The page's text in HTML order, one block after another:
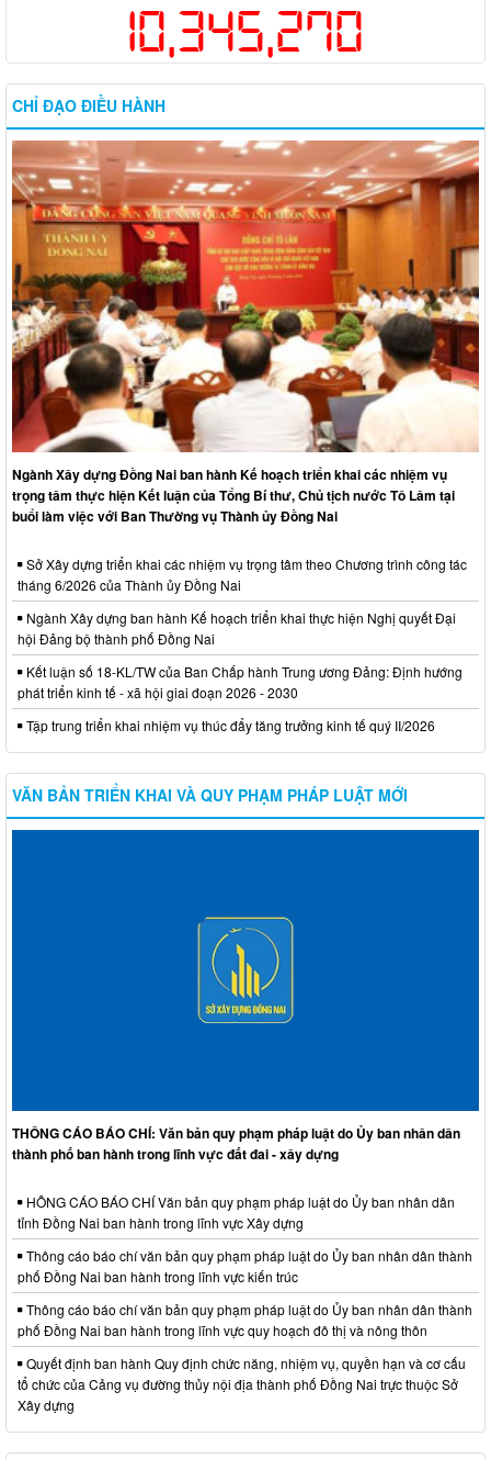
10,345,270
CHỈ ĐẠO ĐIỀU HÀNH
Ngành Xây dựng Đồng Nai ban hành Kế hoạch triển khai các nhiệm vụ
trọng tâm thực hiện Kết luận của Tổng Bí thư, Chủ tịch nước Tô Lâm tại
buổi làm việc với Ban Thường vụ Thành ủy Đồng Nai
Sở Xây dựng triển khai các nhiệm vụ trọng tâm theo Chương trình công tác
tháng 6/2026 của Thành ủy Đồng Nai
Ngành Xây dựng ban hành Kế hoạch triển khai thực hiện Nghị quyết Đại
hội Đảng bộ thành phố Đồng Nai
Kết luận số 18-KL/TW của Ban Chấp hành Trung ương Đảng: Định hướng
phát triển kinh tế - xã hội giai đoạn 2026 - 2030
Tập trung triển khai nhiệm vụ thúc đẩy tăng trưởng kinh tế quý II/2026
VĂN BẢN TRIỂN KHAI VÀ QUY PHẠM PHÁP LUẬT MỚI
THÔNG CÁO BÁO CHÍ: Văn bản quy phạm pháp luật do Ủy ban nhân dân
thành phố ban hành trong lĩnh vực đất đai - xây dựng
HÔNG CÁO BÁO CHÍ Văn bản quy phạm pháp luật do Ủy ban nhân dân
tỉnh Đồng Nai ban hành trong lĩnh vực Xây dựng
Thông cáo báo chí văn bản quy phạm pháp luật do Ủy ban nhân dân thành
phố Đồng Nai ban hành trong lĩnh vực kiến trúc
Thông cáo báo chí văn bản quy phạm pháp luật do Ủy ban nhân dân thành
phố Đồng Nai ban hành trong lĩnh vực quy hoạch đô thị và nông thôn
Quyết định ban hành Quy định chức năng, nhiệm vụ, quyền hạn và cơ cấu
tổ chức của Cảng vụ đường thủy nội địa thành phố Đồng Nai trực thuộc Sở
Xây dựng